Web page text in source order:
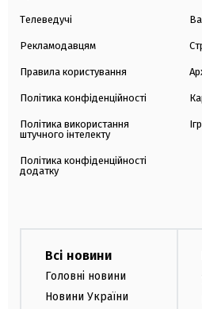
Телеведучі
Рекламодавцям
Правила користування
Політика конфіденційності
Політика використання
штучного інтелекту
Політика конфіденційності
додатку
Всі новини
Головні новини
Новини України